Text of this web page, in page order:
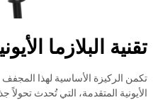
تقنية البلازما
تكمن الركيزة الأساسية لهذا المجفف
الأيونية المتقدمة، التي تُحدث